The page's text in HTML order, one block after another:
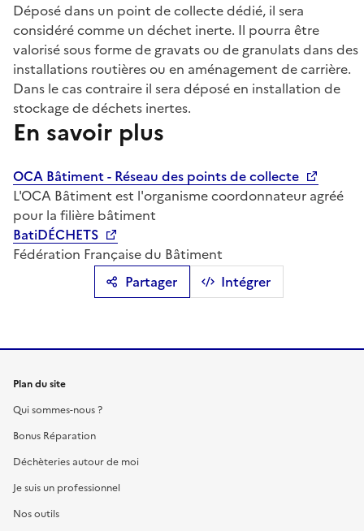
Partager Intégrer
Déposé dans un point de collecte dédié, il sera
considéré comme un déchet inerte. Il pourra être
valorisé sous forme de gravats ou de granulats dans des
installations routières ou en aménagement de carrière.
Dans le cas contraire il sera déposé en installation de
stockage de déchets inertes.
En savoir plus
OCA Bâtiment - Réseau des points de collecte
L'OCA Bâtiment est l'organisme coordonnateur agréé
pour la filière bâtiment
BatiDÉCHETS
Fédération Française du Bâtiment
Plan du site
Qui sommes-nous ?
Bonus Réparation
Déchèteries autour de moi
Je suis un professionnel
Nos outils